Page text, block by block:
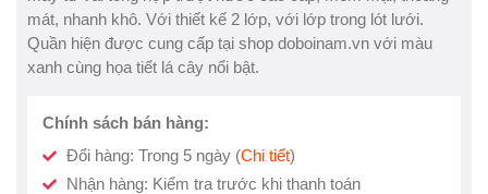
mát, nhanh khô. Với thiết kế 2 lớp, với lớp trong lót lưới.
Quần hiện được cung cấp tại shop doboinam.vn với màu
xanh cùng họa tiết lá cây nổi bật.
Chính sách bán hàng:
Đổi hàng: Trong 5 ngày (Chi tiết)
Nhận hàng: Kiểm tra trước khi thanh toán